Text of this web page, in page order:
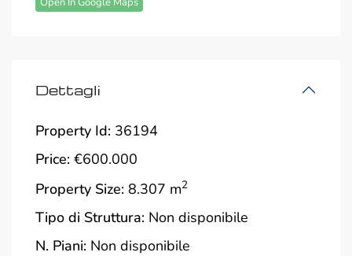
Dettagli
Property Id: 36194
Price: €600.000
Property Size: 8.307 m2
Tipo di Struttura: Non disponibile
N. Piani: Non disponibile